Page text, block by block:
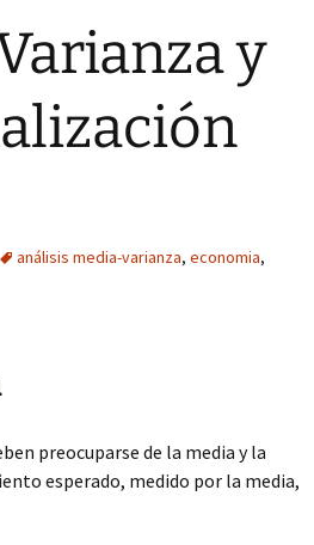
y
análisis media-varianza, economia,
preocuparse de la media y la
esperado, medido por la media,